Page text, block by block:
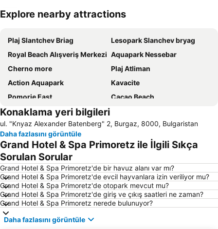
Haritayı genişlet
Explore nearby attractions
Plaj Slantchev Briag
Lesopark Slanchev bryag
Royal Beach Alışveriş Merkezi Aquapark Nessebar
Cherno more
Plaj Atliman
Action Aquapark
Kavacite
Pomorie East
Cacao Beach
Burgas i moreto
Solnitsite
Plaj Harmanite
Sunny Beach Karting Track
Kulturen tsentar Morsko kazino
Old Town
Avtogara Kiten
Vetren
Nessebar - Stariat Grad
Bridge of Burgas
Plaj Kraimorie
Sarafovo
North Beach
Opera Burgas
Kraymorie
Konaklama yeri bilgileri
ul. "Knyaz Alexander Batenberg" 2, Burgaz, 8000, Bulgaristan
Daha fazlasını görüntüle
Grand Hotel & Spa Primoretz ile İlgili Sıkça
Sorulan Sorular
Grand Hotel & Spa Primoretz'de bir havuz alanı var mı?
Grand Hotel & Spa Primoretz'de evcil hayvanlara izin veriliyor mu?
Grand Hotel & Spa Primoretz'de otopark mevcut mu?
Grand Hotel & Spa Primoretz'de giriş ve çıkış saatleri ne zaman?
Grand Hotel & Spa Primoretz nerede bulunuyor?
Daha fazlasını görüntüle